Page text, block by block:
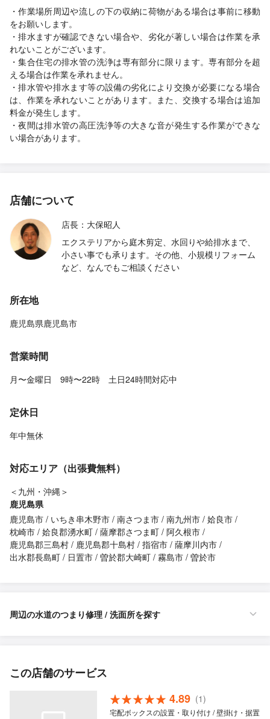
・作業場所周辺や流しの下の収納に荷物がある場合は事前に移動
をお願いします。
・排水ますが確認できない場合や、劣化が著しい場合は作業を承
れないことがございます。
・集合住宅の排水管の洗浄は専有部分に限ります。専有部分を超
える場合は作業を承れません。
・排水管や排水ます等の設備の劣化により交換が必要になる場合
は、作業を承れないことがあります。また、交換する場合は追加
料金が発生します。
・夜間は排水管の高圧洗浄等の大きな音が発生する作業ができな
い場合があります。
店舗について
店長：大保昭人
エクステリアから庭木剪定、水回りや給排水まで、
小さい事でも承ります。その他、小規模リフォーム
など、なんでもご相談ください
所在地
鹿児島県鹿児島市
営業時間
月〜金曜日 9時〜22時 土日24時間対応中
定休日
年中無休
対応エリア（出張費無料）
＜九州・沖縄＞
鹿児島県
鹿児島市
いちき串木野市 南さつま市 南九州市 姶良市
枕崎市 姶良郡湧水町 薩摩郡さつま町 阿久根市
鹿児島郡三島村
鹿児島郡十島村 指宿市 薩摩川内市
出水郡長島町
日置市 曽於郡大崎町 霧島市 曽於市
周辺の水道のつまり修理 / 洗面所を探す
この店舗のサービス
4.89 (1)
宅配ボックスの設置・取り付け / 壁掛け・据置